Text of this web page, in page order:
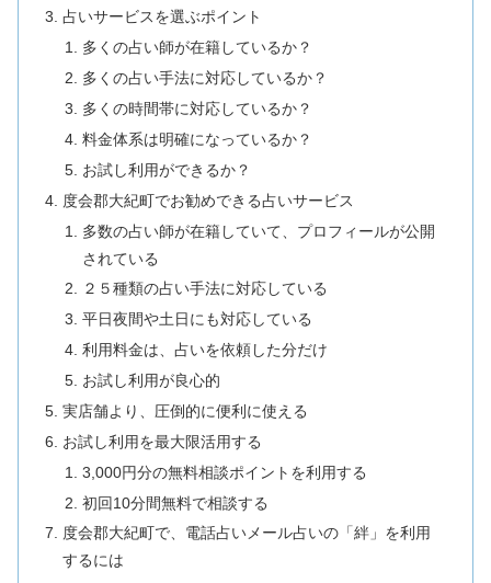
占いサービスを選ぶポイント
多くの占い師が在籍しているか？
多くの占い手法に対応しているか？
多くの時間帯に対応しているか？
料金体系は明確になっているか？
お試し利用ができるか？
度会郡大紀町でお勧めできる占いサービス
多数の占い師が在籍していて、プロフィールが公開
されている
２５種類の占い手法に対応している
平日夜間や土日にも対応している
利用料金は、占いを依頼した分だけ
お試し利用が良心的
実店舗より、圧倒的に便利に使える
お試し利用を最大限活用する
3,000円分の無料相談ポイントを利用する
初回10分間無料で相談する
度会郡大紀町で、電話占いメール占いの「絆」を利用
するには